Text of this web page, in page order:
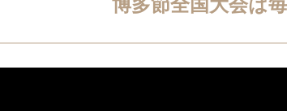
博多節全国大会は